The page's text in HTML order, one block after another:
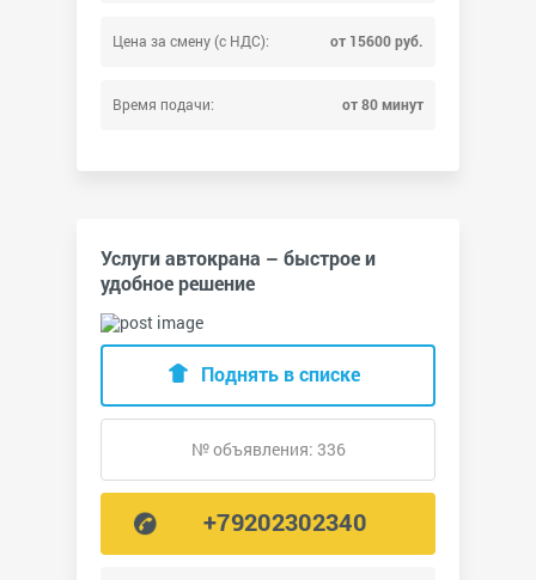
Цена за смену (с НДС): от 15600 руб.
Время подачи: от 80 минут
Услуги автокрана – быстрое и
удобное решение
Поднять в списке
№ объявления: 336
+79202302340